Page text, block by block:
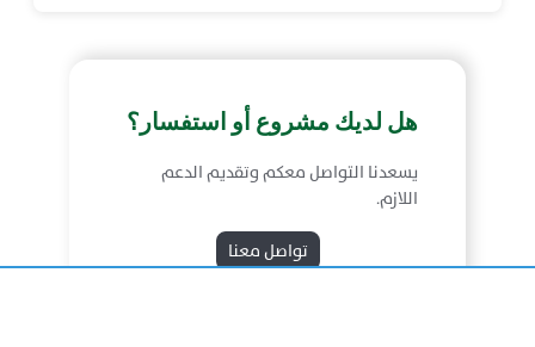
هل لديك مشروع أو استفسار؟
يسعدنا التواصل معكم وتقديم الدعم
اللازم.
تواصل معنا